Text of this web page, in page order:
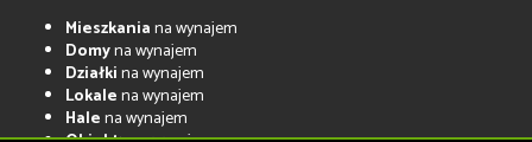
Mieszkaniana wynajem
Domyna wynajem
Działkina wynajem
Lokalena wynajem
Halena wynajem